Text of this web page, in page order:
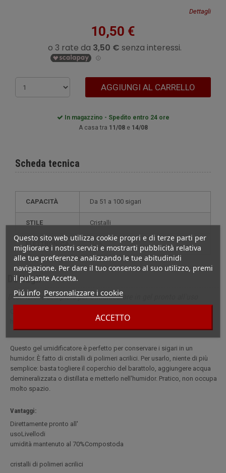
Questo sito web utilizza cookie propri e di terze parti per
migliorare i nostri servizi e mostrarti pubblicità relativa
alle tue preferenze analizzando le tue abitudinidi
navigazione. Per dare il tuo consenso al suo utilizzo, premi
il pulsante Accetta.
Piú info Personalizzare i cookie
ACCETTO
Dettagli
10,50 €
AGGIUNGI AL CARRELLO
In magazzino - Spedito entro 24 ore
A casa tra 11/08e 14/08
Scheda tecnica
CAPACITÀ da 51 a 100 sigari
STILE cristalli
ELETTRONICA non
Dettagli
Descrizione completa per Umidificatore in gel pronto all'uso
humidor. È fatto di cristalli di polimeri acrilici.
Questo gel umidificatore è perfetto per conservare i sigari in un
humidor. È fatto di cristalli di polimeri acrilici. Per usarlo, niente di più
semplice: basta togliere il coperchio del barattolo, aggiungere acqua
demineralizzata o distillata e metterlo nell'humidor. Pratico, non occupa
molto spazio.
Vantaggi:
Direttamente pronto all'
usoLivellodi
umidità mantenuto al 70%Compostoda
cristalli di polimeri acrilici